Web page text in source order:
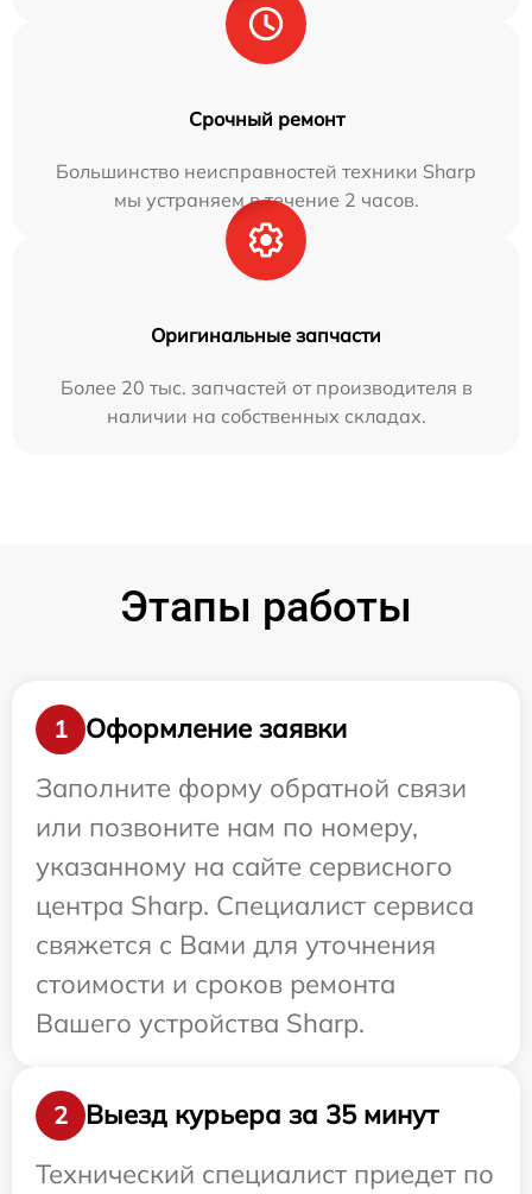
Срочный ремонт
Большинство неисправностей техники Sharp
мы устраняем в течение 2 часов.
Оригинальные запчасти
Более 20 тыс. запчастей от производителя в
наличии на собственных складах.
Этапы работы
1
Оформление заявки
Заполните форму обратной связи
или позвоните нам по номеру,
указанному на сайте сервисного
центра Sharp. Специалист сервиса
свяжется с Вами для уточнения
стоимости и сроков ремонта
Вашего устройства Sharp.
2
Выезд курьера за 35 минут
Технический специалист приедет по